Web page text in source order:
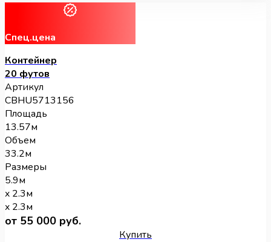
Спец.цена
Контейнер
20 футов
Артикул
CBHU5713156
Площадь
13.57м
Объем
33.2м
Размеры
5.9м
x 2.3м
x 2.3м
от 55 000 руб.
Купить